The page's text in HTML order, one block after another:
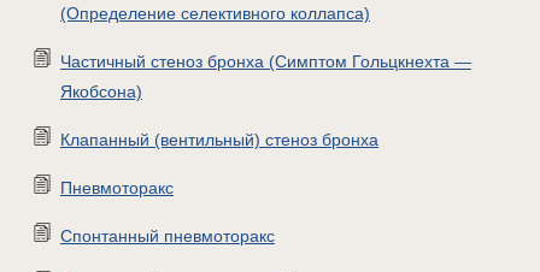
(Определение селективного коллапса)
Частичный стеноз бронха (Симптом Гольцкнехта —
Якобсона)
Клапанный (вентильный) стеноз бронха
Пневмоторакс
Спонтанный пневмоторакс